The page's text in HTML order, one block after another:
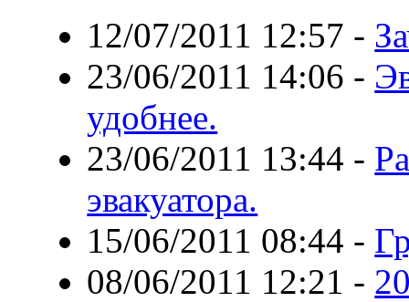
12/07/2011 12:57 -
23/06/2011 14:06 -
удобнее.
23/06/2011 13:44 -
эвакуатора.
15/06/2011 08:44 -
08/06/2011 12:21 -